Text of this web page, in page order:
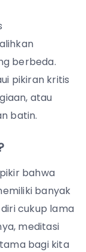
berbeda.
pikiran kritis
atau
batin.
bahwa
banyak
cukup lama
meditasi
bagi kita